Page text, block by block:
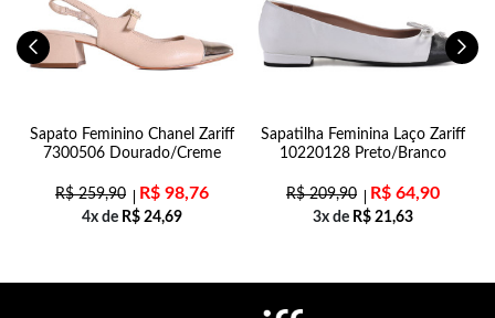
Sapato Feminino Chanel Zariff
7300506 Dourado/Creme
R$259,90 R$ 98,76
4x de R$ 24,69
Sapatilha Feminina Laço Zariff
10220128 Preto/Branco
R$209,90 R$ 64,90
3x de R$ 21,63